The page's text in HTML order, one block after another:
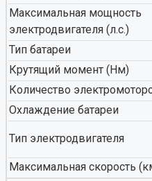
Максимальная мощность
электродвигателя (л.с.)
Тип батареи
Крутящий момент (Нм)
Количество
Охлаждение батареи
Тип электродвигателя
Максимальная скорость